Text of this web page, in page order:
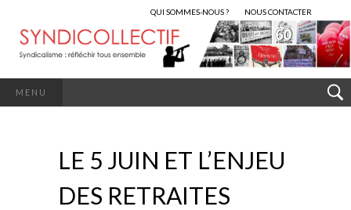
QUI SOMMES-NOUS ? NOUS CONTACTER
MENU
LE 5 JUIN ET L’ENJEU
DES RETRAITES